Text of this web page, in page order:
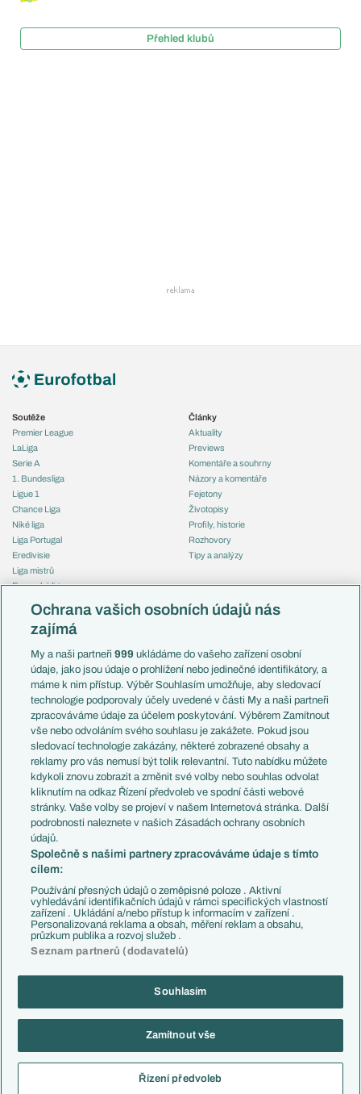
Přehled klubů
Soutěže
Premier League
LaLiga
Serie A
1. Bundesliga
Ligue 1
Chance Liga
Niké liga
Liga Portugal
Eredivisie
Liga mistrů
Evropská liga
Mistrovství světa
Liga národů
Témata
Představení týmů MS
EuroSkauting
PL v kostce
Evropské koeficienty
Přestupy
Přestupové spekulace
Zranění
Kluby
Arsenal FC
Chelsea FC
Manchester United
AC Milán
Juventus FC
Bayern Mnichov
FC Barcelona
Real Madrid
Články
Aktuality
Previews
Komentáře a souhrny
Názory a komentáře
Fejetony
Životopisy
Profily, historie
Rozhovory
Tipy a analýzy
Česko
Francie
Itálie
Německo
Španělsko
Argentina
Brazílie
Přestupy
Zápasy
Livescore
Tipovací soutěž
Copyright © 2001-2026 EuroFotbal.cz. Využíváme zpravodajství ČTK.
Informace o zpracování osobních údajů
Ochrana vašich osobních údajů nás
zajímá
My a naši partneři999 ukládáme do vašeho zařízení osobní
údaje, jako jsou údaje o prohlížení nebo jedinečné identifikátory, a
máme k nim přístup. Výběr Souhlasím umožňuje, aby sledovací
technologie podporovaly účely uvedené v části My a naši partneři
zpracováváme údaje za účelem poskytování. Výběrem Zamítnout
vše nebo odvoláním svého souhlasu je zakážete. Pokud jsou
sledovací technologie zakázány, některé zobrazené obsahy a
reklamy pro vás nemusí být tolik relevantní. Tuto nabídku můžete
kdykoli znovu zobrazit a změnit své volby nebo souhlas odvolat
kliknutím na odkaz Řízení předvoleb ve spodní části webové
stránky. Vaše volby se projeví v našem Internetová stránka. Další
podrobnosti naleznete v našich Zásadách ochrany osobních
údajů.
Společně s našimi partnery zpracováváme údaje s tímto
cílem:
Používání přesných údajů o zeměpisné poloze . Aktivní
vyhledávání identifikačních údajů v rámci specifických vlastností
zařízení . Ukládání a/nebo přístup k informacím v zařízení .
Personalizovaná reklama a obsah, měření reklam a obsahu,
průzkum publika a rozvoj služeb .
Seznam partnerů (dodavatelů)
Souhlasím
Zamítnout vše
Řízení předvoleb